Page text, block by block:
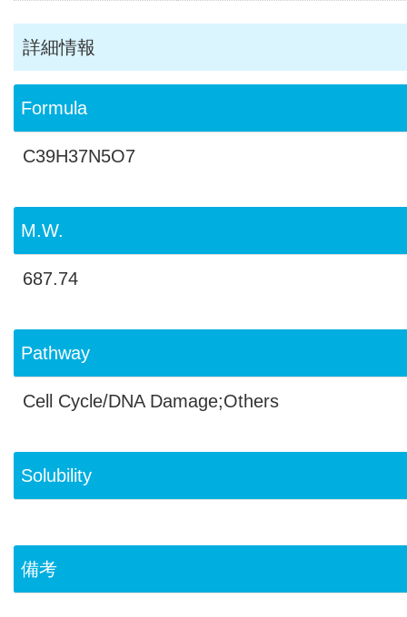
詳細情報
Formula
C39H37N5O7
M.W.
687.74
Pathway
Cell Cycle/DNA Damage;Others
Solubility
備考